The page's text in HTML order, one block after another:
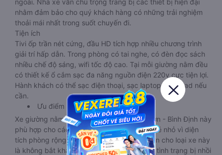
ngoài. Nhà xe vẫn chú trọng trang bị các thiết bị hiện đại
nhằm đảm bảo cho quý khách hàng có những trải nghiệm
thoải mái nhất trong suốt chuyến đi.
Tiện ích
Tivi ốp trần nét cứng, đầu HD tích hợp nhiều chương trình
giải trí hấp dẫn. Trong phòng có tai nghe, có đèn đọc sách
nhiều chế độ sáng, wifi tốc độ cao. Tại mỗi giường nằm đều
có thiết kế ổ cắm sạc đa năng nguồn điện 220v cực tiện lợi.
Hành khách có thể sạc điện thoại, sạc laptop, sạc ipad nếu
cần.
Ưu điểm
Xe giường nằm đôi đi Đồng Tháp từ An Nhơn - Bình Định này
phù hợp cho các cặp đôi hoặc gia đình có bé nhỏ vì diện
tích phòng rộng, riêng tư. Một điểm cộng lớn cho loại xe này
là không bắt khách dọc đường, tránh được tình trạng bị nhồi